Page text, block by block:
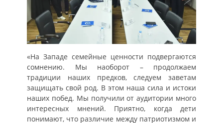
«На Западе семейные ценности подвергаются
сомнению. Мы наоборот – продолжаем
традиции наших предков, следуем заветам
защищать свой род. В этом наша сила и истоки
наших побед. Мы получили от аудитории много
интересных мнений. Приятно, когда дети
понимают, что различие между патриотизмом и